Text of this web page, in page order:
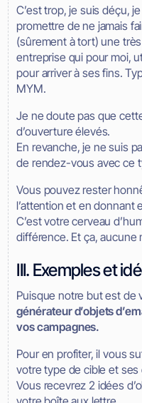
C’est trop, je suis déçu,
promettre de ne jamais
(sûrement à tort) une
entreprise qui pour moi,
pour arriver à ses fins.
MYM.
Je ne doute pas que
d’ouverture élevés.
En revanche, je ne suis
de rendez-vous avec ce
Vous pouvez rester
l’attention et en donnant
C’est votre cerveau
différence. Et ça, aucune
III. Exemples et
Puisque notre but est de
générateur d’objets
vos campagnes.
Pour en profiter, il vous
votre type de cible et
Vous recevrez 2 idées